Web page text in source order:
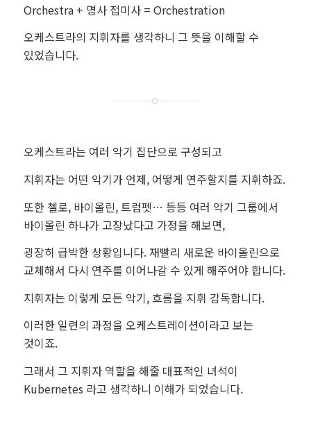
Orchestra + 명사 접미사 = Orchestration
오케스트라의 지휘자를 생각하니 그 뜻을 이해할 수
있었습니다.
오케스트라는 여러 악기 집단으로 구성되고
지휘자는 어떤 악기가 언제, 어떻게 연주할지를 지휘하죠.
또한 첼로, 바이올린, 트럼펫… 등등 여러 악기 그룹에서
바이올린 하나가 고장났다고 가정을 해보면,
굉장히 급박한 상황입니다. 재빨리 새로운 바이올린으로
교체해서 다시 연주를 이어나갈 수 있게 해주어야 합니다.
지휘자는 이렇게 모든 악기, 흐름을 지휘 감독합니다.
이러한 일련의 과정을 오케스트레이션이라고 보는
것이죠.
그래서 그 지휘자 역할을 해줄 대표적인 녀석이
Kubernetes 라고 생각하니 이해가 되었습니다.